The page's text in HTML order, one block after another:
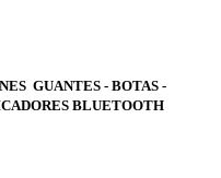
GUANTES - BOTAS -
BLUETOOTH